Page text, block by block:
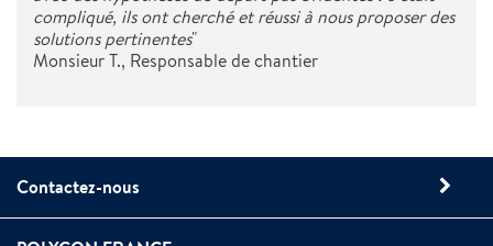
compliqué, ils ont cherché et réussi à nous proposer des
solutions pertinentes"
Monsieur T., Responsable de chantier
Contactez-nous